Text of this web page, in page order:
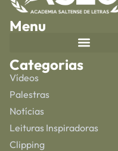
Menu
Categorias
Vídeos
Palestras
Notícias
Leituras Inspiradoras
Clipping